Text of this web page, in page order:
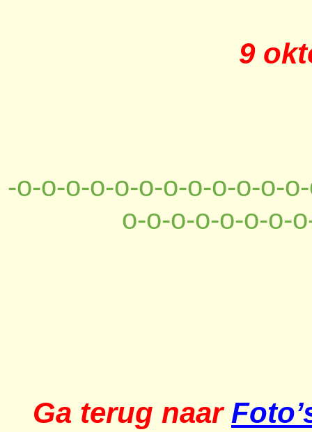
9
-o-o-o-o-o-o-o-o-o-o-o-
o-o-o-o-o-o-o-
Ga terug naar